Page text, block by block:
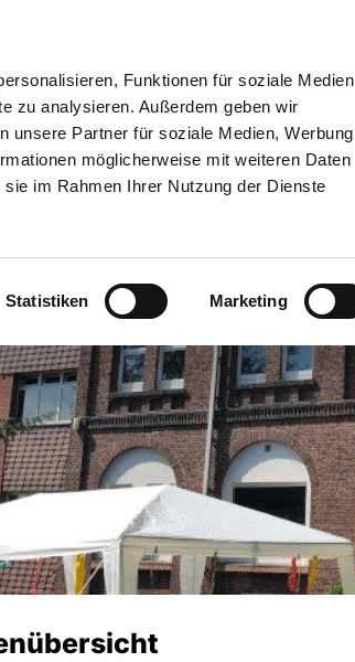
Funktionen für soziale Medien
zu analysieren. Außerdem geben wir
unsere Partner für soziale Medien, Werbung
möglicherweise mit weiteren Daten
im Rahmen Ihrer Nutzung der Dienste
Statistiken Marketing